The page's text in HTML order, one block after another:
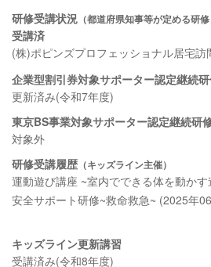
研修受講状況 （都道府県知事等が定める研修
受講済
(株)ポピンズプロフェッショナル居宅
企業型割引券対象サポーター認定継続
更新済み(令和7年度)
東京BS事業対象サポーター認定継続研
対象外
研修受講履歴 （キッズライン主催）
運動遊び講座 ~室内でできる体を動か
安全サポート研修~救命救急~ (2025年
キッズライン更新講習
受講済み(令和8年度)